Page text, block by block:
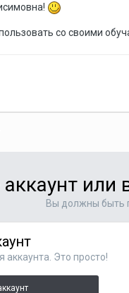
со своими
аккаунт
Вы должны быть
аккаунта. Это просто!